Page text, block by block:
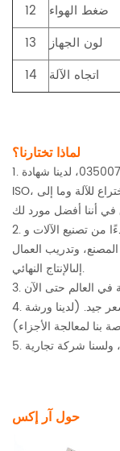
12
ضغط الهواء
13
لون الجهاز
14
اتجاه الآلة
لماذا تختارنا؟
1. نحن شركة صينية مدرجة منذ 30 نوفمبر 2012، 035007، لدينا شهادة
ISO، وشهادة براءة اختراع نموذج المنفعة، وبراءة اختراع للآلة وما إلى
من تصنيع الآلات و
وتدريب العمال
إلىالإنتاج النهائي.
4. يمكننا أن نقدم لك آلات وخدمة جيدة للغاية بسعر جيد. (لدينا ورشة
بنا لمعالجة الأجزاء)
حول آر إكس